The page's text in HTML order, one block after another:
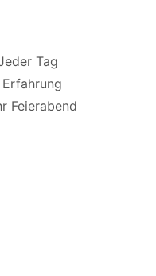
Tag
Feierabend